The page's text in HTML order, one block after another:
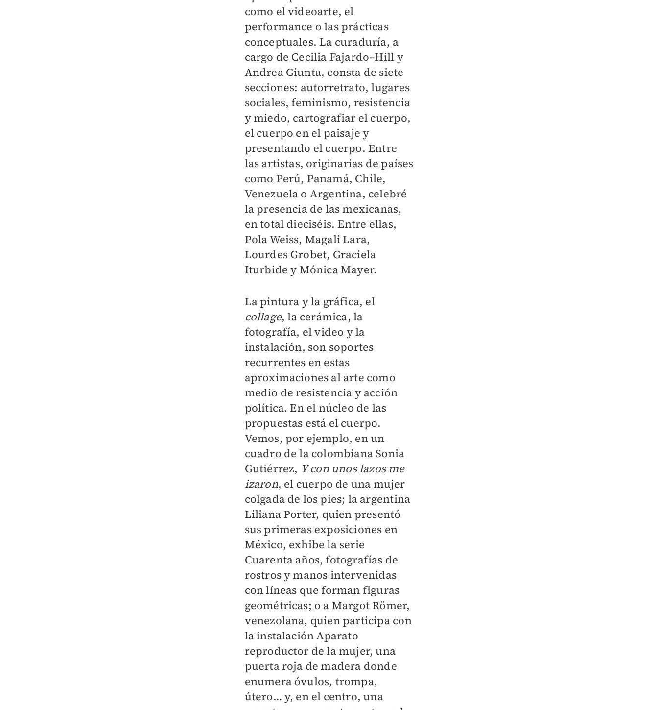
como el videoarte, el
performance o las prácticas
conceptuales. La curaduría, a
cargo de Cecilia Fajardo–Hill y
Andrea Giunta, consta de siete
secciones: autorretrato, lugares
sociales, feminismo, resistencia
y miedo, cartografiar el cuerpo,
el cuerpo en el paisaje y
presentando el cuerpo. Entre
las artistas, originarias de países
como Perú, Panamá, Chile,
Venezuela o Argentina, celebré
la presencia de las mexicanas,
en total dieciséis. Entre ellas,
Pola Weiss, Magali Lara,
Lourdes Grobet, Graciela
Iturbide y Mónica Mayer.
La pintura y la gráfica, el
collage, la cerámica, la
fotografía, el video y la
instalación, son soportes
recurrentes en estas
aproximaciones al arte como
medio de resistencia y acción
política. En el núcleo de las
propuestas está el cuerpo.
Vemos, por ejemplo, en un
cuadro de la colombiana Sonia
Gutiérrez, Y con unos lazos me
izaron, el cuerpo de una mujer
colgada de los pies; la argentina
Liliana Porter, quien presentó
sus primeras exposiciones en
México, exhibe la serie
Cuarenta años, fotografías de
rostros y manos intervenidas
con líneas que forman figuras
geométricas; o a Margot Römer,
venezolana, quien participa con
la instalación Aparato
reproductor de la mujer, una
puerta roja de madera donde
enumera óvulos, trompa,
útero… y, en el centro, una